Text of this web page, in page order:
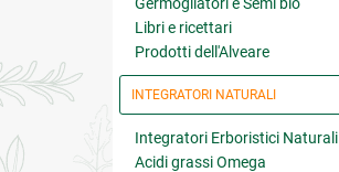
Libri e ricettari
Prodotti dell'Alveare
INTEGRATORI NATURALI
Integratori Erboristici Naturali
Acidi grassi Omega